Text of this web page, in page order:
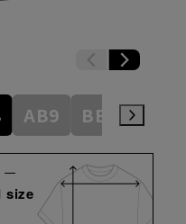
AB9 BE3
size